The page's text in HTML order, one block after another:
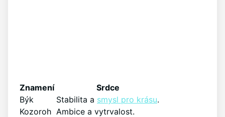
Znamení
Srdce
Býk
Stabilita a smysl pro krásu.
Kozoroh Ambice a vytrvalost.